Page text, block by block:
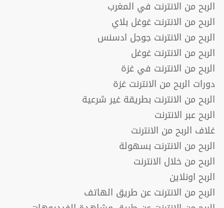
الربح من الانترنت في المغرب
الربح من الانترنت غوغل بلاي
الربح من الانترنت جوجل ادسنس
الربح من الانترنت غوغل
الربح من الانترنت في غزة
دورات الربح من الانترنت غزة
الربح من الانترنت بطريقة غير شرعية
الربح عبر الانترنت
غلاف الربح من الانترنت
الربح من الانترنت بسهولة
الربح من خلال الانترنت
الربح اونلاين
الربح من الانترنت عن طريق الهاتف